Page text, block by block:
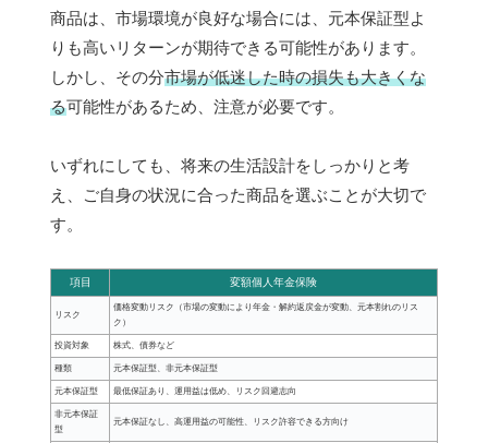
商品は、市場環境が良好な場合には、元本保証型よ
りも高いリターンが期待できる可能性があります。
しかし、その分市場が低迷した時の損失も大きくな
る可能性があるため、注意が必要です。
いずれにしても、将来の生活設計をしっかりと考
え、ご自身の状況に合った商品を選ぶことが大切で
す。
項目 変額個人年金保険
リスク
価格変動リスク（市場の変動により年金・解約返戻金が変動、元本割れのリス
ク）
投資対象 株式、債券など
種類 元本保証型、非元本保証型
元本保証型 最低保証あり、運用益は低め、リスク回避志向
非元本保証
型
元本保証なし、高運用益の可能性、リスク許容できる方向け